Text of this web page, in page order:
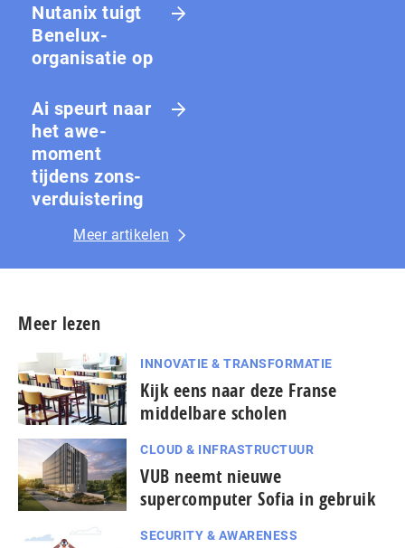
Nutanix tuigt
Benelux-
organisatie op
Ai speurt naar
het awe-
moment
tijdens zons­
ver­duis­te­ring
Meer artikelen
Meer lezen
INNOVATIE & TRANSFORMATIE
Kijk eens naar deze Franse
middelbare scholen
CLOUD & INFRASTRUCTUUR
VUB neemt nieuwe
supercomputer Sofia in gebruik
SECURITY & AWARENESS